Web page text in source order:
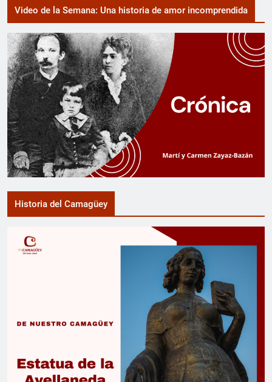
Video de la Semana: Una historia de amor incomprendida
Historia del Camagüey